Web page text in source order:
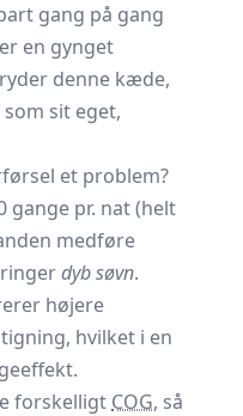
gang på gang
en gynget
denne kæde,
sit eget,
et problem?
gange pr. nat (helt
medføre
dyb søvn.
højere
hvilket i en
forskelligt COG, så